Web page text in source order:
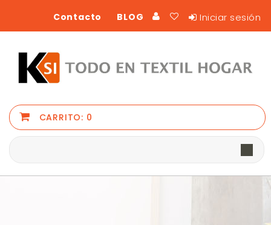
Iniciar sesión
BLOG
Contacto
CARRITO: 0